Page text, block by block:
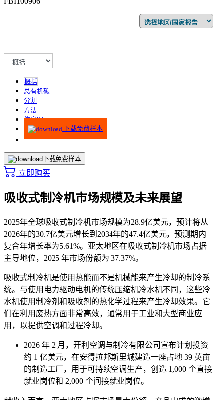
概括
总有机碳
分割
方法
信息图
下载免费样本
下载免费样本
立即购买
吸收式制冷机市场规模及未来展望
2025年全球吸收式制冷机市场规模为28.9亿美元，预计将从
2026年的30.7亿美元增长到2034年的47.4亿美元，预测期内
复合年增长率为5.61%。亚太地区在吸收式制冷机市场占据
主导地位，2025 年市场份额为 37.37%。
吸收式制冷机是使用热能而不是机械能来产生冷却的制冷系
统。与使用电力驱动电机的传统压缩机冷水机不同，这些冷
水机使用制冷剂和吸收剂的热化学过程来产生冷却效果。它
们在利用废热方面非常高效，通常用于工业和大型商业应
用，以提供空调和过程冷却。
2026 年 2 月，开利空调与制冷有限公司宣布计划投资
约 1 亿美元，在安得拉邦斯里城建造一座占地 39 英亩
的制造工厂，用于可持续空调生产，创造 1,000 个直接
就业岗位和 2,000 个间接就业岗位。